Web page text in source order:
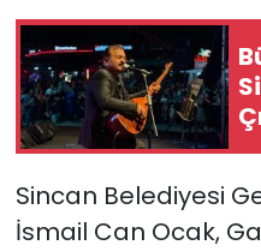
Sincan Belediyesi
İsmail Can Ocak,